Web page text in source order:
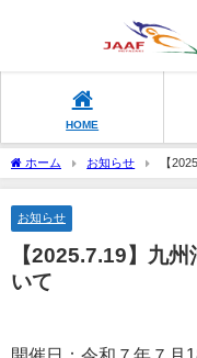
HOME
ホーム お知らせ 【
お知らせ
【2025.7.19】九
いて